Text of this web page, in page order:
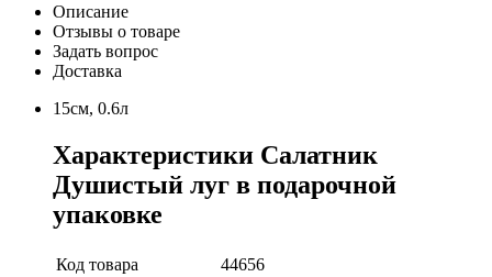
Описание
Отзывы о товаре
Задать вопрос
Доставка
15см, 0.6л
Характеристики Салатник
Душистый луг в подарочной
упаковке
Код товара
44656